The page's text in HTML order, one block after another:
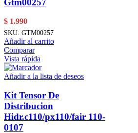
Gtm00257
$ 1.990
SKU: GTM00257
Añadir al carrito
Comparar
Vista rápida
Añadir a la lista de deseos
Kit Tensor De
Distribucion
Hidr.c110/px110/fair 110-
0107